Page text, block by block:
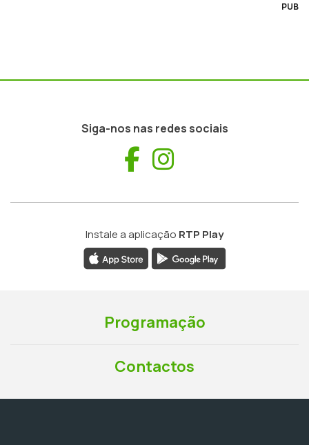
PUB
Siga-nos nas redes sociais
Facebook
Instale a aplicação RTP Play
Programação
Contactos